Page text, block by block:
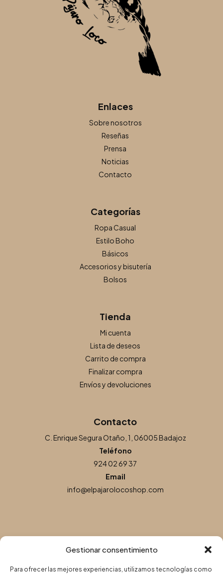
Gestionar consentimiento
Para ofrecer las mejores experiencias, utilizamos tecnologías como
Enlaces
Sobre nosotros
Reseñas
Prensa
Noticias
Contacto
Categorías
Ropa Casual
Estilo Boho
Básicos
Accesorios y bisutería
Bolsos
Tienda
Mi cuenta
Lista de deseos
Carrito de compra
Finalizar compra
Envíos y devoluciones
Contacto
C. Enrique Segura Otaño, 1, 06005 Badajoz
Teléfono
924 02 69 37
Email
info@elpajarolocoshop.com